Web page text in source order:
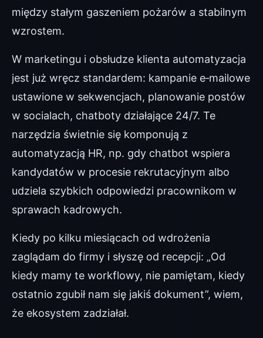
między stałym gaszeniem pożarów a stabilnym
wzrostem.
W marketingu i obsłudze klienta automatyzacja
jest już wręcz standardem: kampanie e‑mailowe
ustawione w sekwencjach, planowanie postów
w socialach, chatboty działające 24/7. Te
narzędzia świetnie się komponują z
automatyzacją HR, np. gdy chatbot wspiera
kandydatów w procesie rekrutacyjnym albo
udziela szybkich odpowiedzi pracownikom w
sprawach kadrowych.
Kiedy po kilku miesiącach od wdrożenia
zaglądam do firmy i słyszę od recepcji: „Od
kiedy mamy te workflowy, nie pamiętam, kiedy
ostatnio zgubił nam się jakiś dokument”, wiem,
że ekosystem zadziałał.